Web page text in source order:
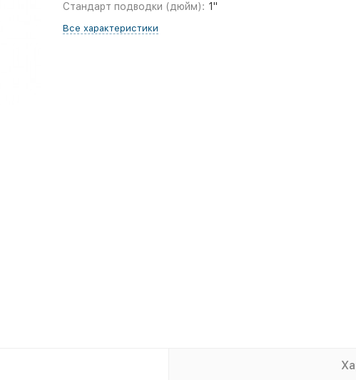
Стандарт подводки (дюйм): 1"
Все характеристики